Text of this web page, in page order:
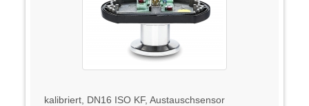
kalibriert, DN16 ISO KF, Austauschsensor